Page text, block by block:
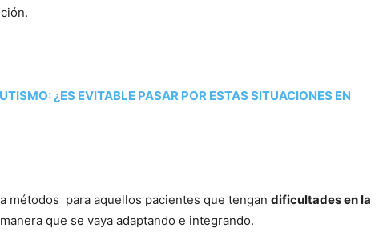
¿ES EVITABLE PASAR POR ESTAS SITUACIONES EN
métodos para aquellos pacientes que tengan dificultades en la
que se vaya adaptando e integrando.